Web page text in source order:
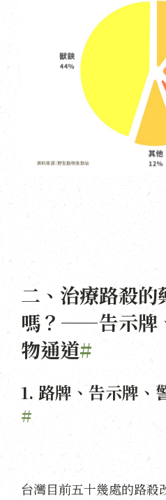
二、治療路殺的
嗎？——告示牌
物通道#
1. 路牌、告示牌、
#
台灣目前五十幾處的路殺